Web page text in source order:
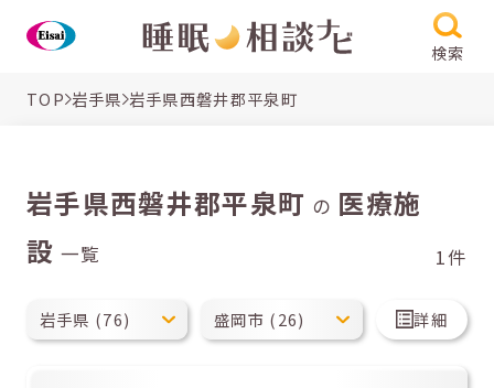
検索
TOP 岩手県 岩手県西磐井郡平泉町
岩手県西磐井郡平泉町 の 医療施
設 一覧 1件
詳細